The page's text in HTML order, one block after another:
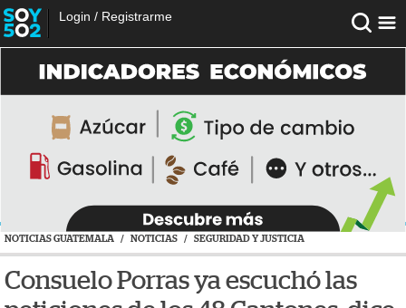
Login / Registrarme
NOTICIAS GUATEMALA / NOTICIAS / SEGURIDAD Y JUSTICIA
Consuelo Porras ya escuchó las